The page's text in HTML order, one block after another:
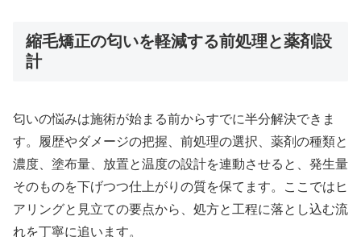
縮毛矯正の匂いを軽減する前処理と薬剤設
計
匂いの悩みは施術が始まる前からすでに半分解決できま
す。履歴やダメージの把握、前処理の選択、薬剤の種類と
濃度、塗布量、放置と温度の設計を連動させると、発生量
そのものを下げつつ仕上がりの質を保てます。ここではヒ
アリングと見立ての要点から、処方と工程に落とし込む流
れを丁寧に追います。